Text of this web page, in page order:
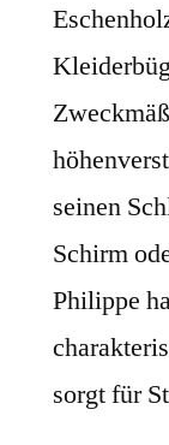
seinen
Schirm
Philippe
sorgt für